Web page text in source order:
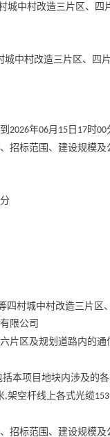
城中村改造三片区、
城中村改造三片区、四
2026年06月 15日 17时00
招标范围、建设规模
分
四村城中村改造三片区
限公司
片区及规划道路内的通
括本项目地块内涉及的
,架空杆线上各式光缆153
招标范围、建设规模